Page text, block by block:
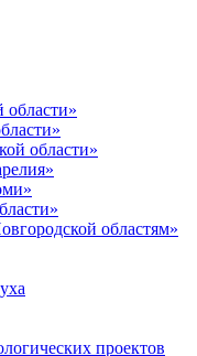
области»
областям»
проектов